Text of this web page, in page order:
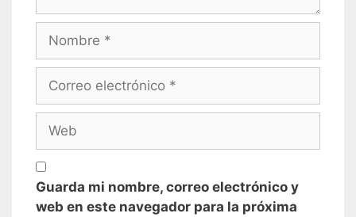
electrónico
Guarda mi nombre, correo electrónico y
web en este navegador para la próxima